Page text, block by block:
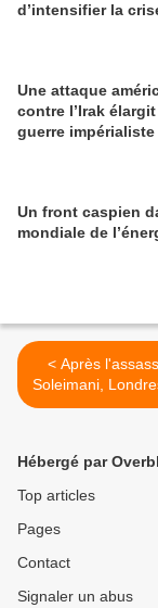
d’intensifier la
Une attaque
contre l’Irak
guerre
Un front caspien
mondiale de
< Après l'assassinat de
Soleimani,
se rangent
Hébergé par
Top articles
Pages
Contact
Signaler un abus